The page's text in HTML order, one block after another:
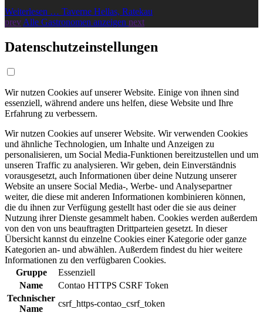
Weiterlesen … Taverne Hellas, Ratekau
prev Alle Gastronomen anzeigen next
Datenschutzeinstellungen
Wir nutzen Cookies auf unserer Website. Einige von ihnen sind
essenziell, während andere uns helfen, diese Website und Ihre
Erfahrung zu verbessern.
Wir nutzen Cookies auf unserer Website. Wir verwenden Cookies
und ähnliche Technologien, um Inhalte und Anzeigen zu
personalisieren, um Social Media-Funktionen bereitzustellen und um
unseren Traffic zu analysieren. Wir geben, dein Einverständnis
vorausgesetzt, auch Informationen über deine Nutzung unserer
Website an unsere Social Media-, Werbe- und Analysepartner
weiter, die diese mit anderen Informationen kombinieren können,
die du ihnen zur Verfügung gestellt hast oder die sie aus deiner
Nutzung ihrer Dienste gesammelt haben. Cookies werden außerdem
von den von uns beauftragten Drittparteien gesetzt. In dieser
Übersicht kannst du einzelne Cookies einer Kategorie oder ganze
Kategorien an- und abwählen. Außerdem findest du hier weitere
Informationen zu den verfügbaren Cookies.
Gruppe
Essenziell
Name
Contao HTTPS CSRF Token
Technischer
Name
csrf_https-contao_csrf_token